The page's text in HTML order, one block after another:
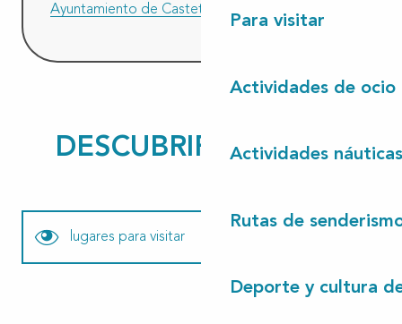
Para visitar
Actividades de ocio
Actividades náuticas
Rutas de
Deporte y cultura
Ayuntamiento de Castets
DESCUBRIR CASTETS
lugares para visitar